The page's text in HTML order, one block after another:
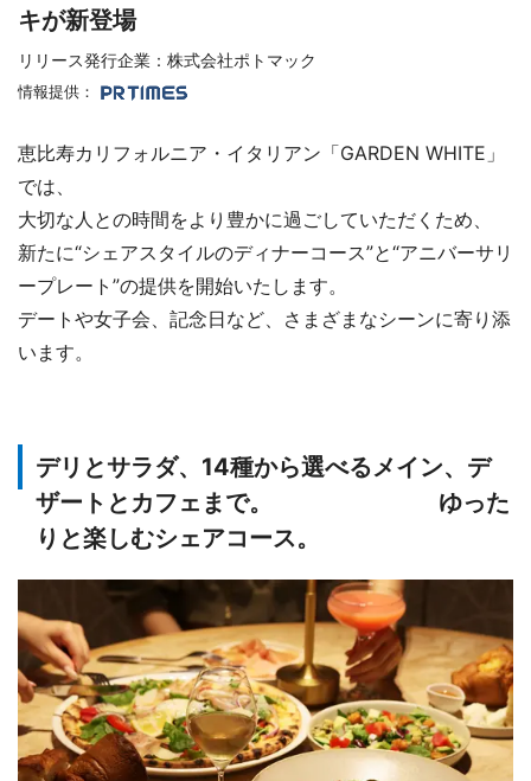
キが新登場
リリース発行企業：株式会社ポトマック
情報提供：
恵比寿カリフォルニア・イタリアン「GARDEN WHITE」
では、
大切な人との時間をより豊かに過ごしていただくため、
新たに“シェアスタイルのディナーコース”と“アニバーサリ
ープレート”の提供を開始いたします。
デートや女子会、記念日など、さまざまなシーンに寄り添
います。
デリとサラダ、14種から選べるメイン、デ
ザートとカフェまで。 ゆった
りと楽しむシェアコース。